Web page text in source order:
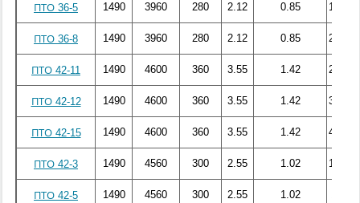
ПТО 36-5 1490 3960 280 2.12 0.85 140.15
ПТО 36-8 1490 3960 280 2.12 0.85 200.21
ПТО 42-11 1490 4600 360 3.55 1.42 283.33
ПТО 42-12 1490 4600 360 3.55 1.42 304.77
ПТО 42-15 1490 4600 360 3.55 1.42 420.65
ПТО 42-3 1490 4560 300 2.55 1.02 106.01
ПТО 42-5 1490 4560 300 2.55 1.02